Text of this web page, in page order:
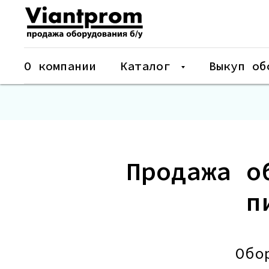
О компании Каталог Выкуп
Продажа